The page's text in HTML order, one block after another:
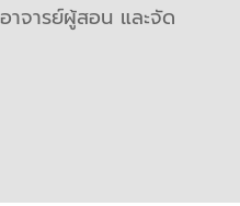
จารย์ผู้สอน และจัด